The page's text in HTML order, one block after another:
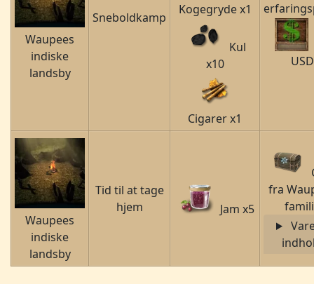
Waupees
indiske
landsby
Sneboldkamp
Kogegryde x1
Kul
x10
Cigarer x1
USD
Waupees
indiske
landsby
Tid til at tage
hjem
Jam x5
fra